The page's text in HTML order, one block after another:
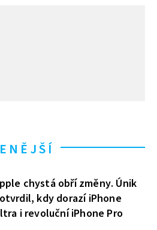
chystá obří změny. Únik
kdy dorazí iPhone
i revoluční iPhone Pro